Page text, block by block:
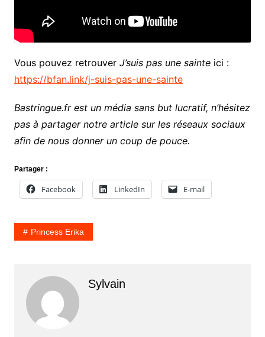
Vous pouvez retrouver J’suis pas une sainteici :
https://bfan.link/j-suis-pas-une-sainte
Bastringue.fr est un média sans but lucratif, n’hésitez
pas à partager notre article sur les réseaux sociaux
afin de nous donner un coup de pouce.
Partager :
Facebook LinkedIn E-mail
Princess Erika
Sylvain